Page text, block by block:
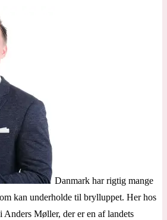
Danmark har rigtig mange
kan underholde til brylluppet. Her hos
Møller, der er en af landets